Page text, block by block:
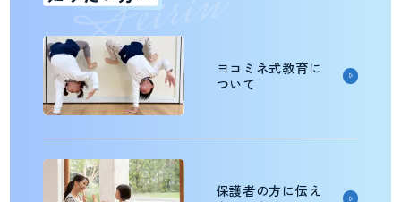
S
ヨコミネ式教育に
ついて
保護者の方に伝え